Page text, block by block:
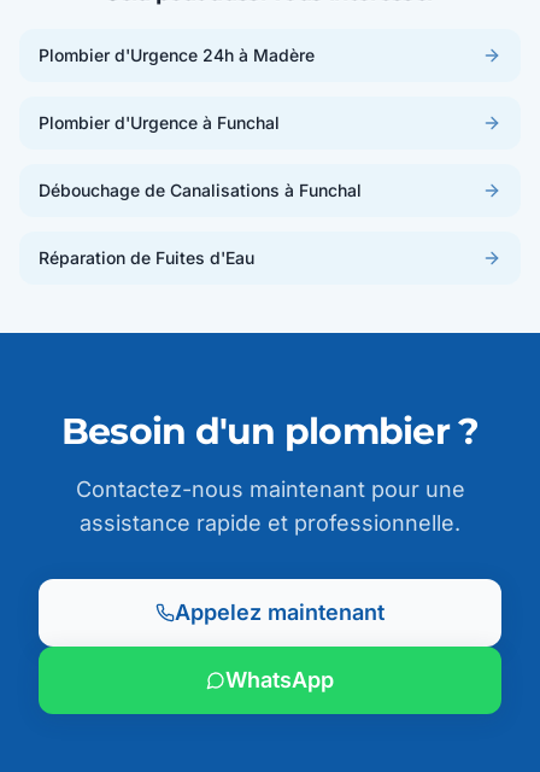
Plombier d'Urgence 24h à Madère
Plombier d'Urgence à Funchal
Débouchage de Canalisations à Funchal
Réparation de Fuites d'Eau
Besoin d'un plombier ?
Contactez-nous maintenant pour une
assistance rapide et professionnelle.
Appelez maintenant
WhatsApp